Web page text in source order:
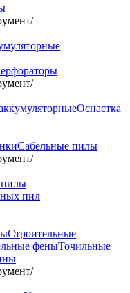
/
/
Оснастка
Сабельные пилы
/
пилы
пил
Строительные
феныТочильные
/